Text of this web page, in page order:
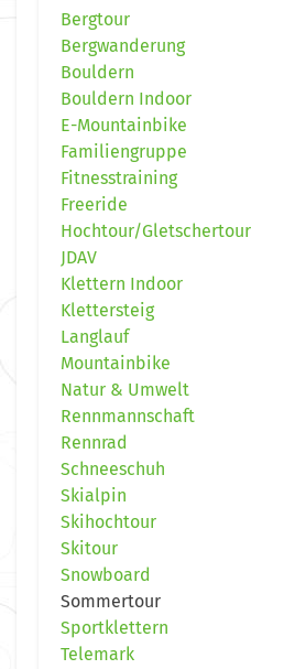
Bergtour
Bergwanderung
Bouldern
Bouldern Indoor
E-Mountainbike
Familiengruppe
Fitnesstraining
Freeride
Hochtour/Gletschertour
JDAV
Klettern Indoor
Klettersteig
Langlauf
Mountainbike
Natur & Umwelt
Rennmannschaft
Rennrad
Schneeschuh
Skialpin
Skihochtour
Skitour
Snowboard
Sommertour
Sportklettern
Telemark